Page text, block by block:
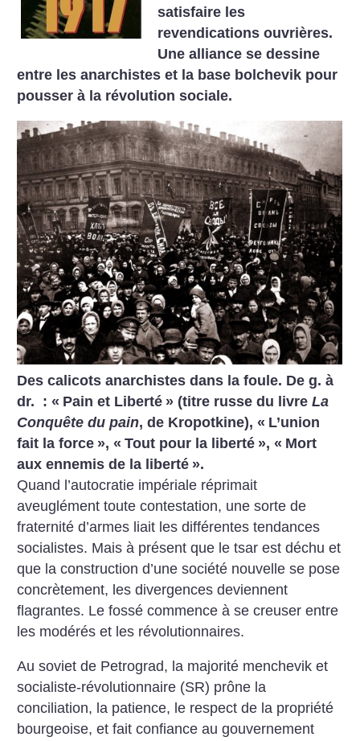
satisfaire les
revendications ouvrières.
Une alliance se dessine
entre les anarchistes et la base bolchevik pour
pousser à la révolution sociale.
Des calicots anarchistes dans la foule. De g. à
dr. : « Pain et Liberté » (titre russe du livreLa
Conquête du pain, de Kropotkine), « L’union
fait la force », « Tout pour la liberté », « Mort
aux ennemis de la liberté ».
Quand l’autocratie impériale réprimait
aveuglément toute contestation, une sorte de
fraternité d’armes liait les différentes tendances
socialistes. Mais à présent que le tsar est déchu et
que la construction d’une société nouvelle se pose
concrètement, les divergences deviennent
flagrantes. Le fossé commence à se creuser entre
les modérés et les révolutionnaires.
Au soviet de Petrograd, la ma­jorité menchevik et
socialiste-révolutionnaire (SR) prône la
conciliation, la patience, le res­pect de la propriété
bourgeoise, et fait confiance au gouvernement